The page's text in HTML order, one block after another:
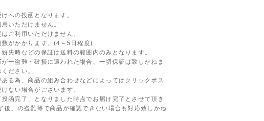
けへの投函となります。
いただけません。
はご利用いただけません。
数がかかります。(4～5日程度)
紛失時などの保証は送料の範囲内のみとなります。
一盗難・破損に遭われた場合、一切保証は致しかねま
ださい。
ある為、商品の組み合わせなどによってはクリックポス
けない場合がございます。
投函完了」となりました時点でお届け完了とさせて頂き
後」の盗難等で商品が確認できない場合も対応致しかね